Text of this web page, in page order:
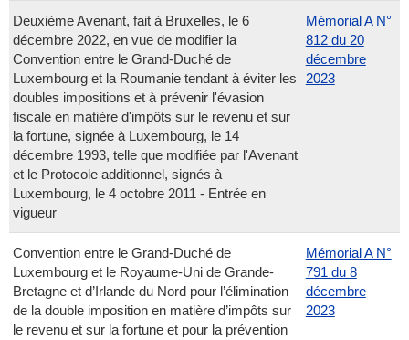
Deuxième Avenant, fait à Bruxelles, le 6
décembre 2022, en vue de modifier la
Convention entre le Grand-Duché de
Luxembourg et la Roumanie tendant à éviter les
doubles impositions et à prévenir l'évasion
fiscale en matière d'impôts sur le revenu et sur
la fortune, signée à Luxembourg, le 14
décembre 1993, telle que modifiée par l'Avenant
et le Protocole additionnel, signés à
Luxembourg, le 4 octobre 2011 - Entrée en
vigueur
Mémorial A N°
812 du 20
décembre
2023
Convention entre le Grand-Duché de
Luxembourg et le Royaume-Uni de Grande-
Bretagne et d’Irlande du Nord pour l’élimination
de la double imposition en matière d’impôts sur
le revenu et sur la fortune et pour la prévention
Mémorial A N°
791 du 8
décembre
2023